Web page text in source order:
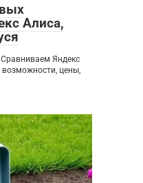
Алиса,
Яндекс
цены,